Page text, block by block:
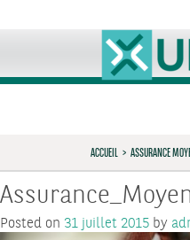
ACCUEIL > ASSURANCE
Posted on 31 juillet 2015 by